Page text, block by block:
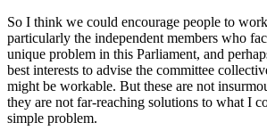
So I think we could encourage people to
particularly the independent members who
unique problem in this Parliament, and
best interests to advise the committee
might be workable. But these are not
they are not far-reaching solutions to what I
simple problem.